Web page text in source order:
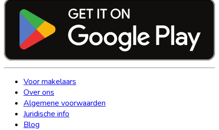
Voor makelaars
Over ons
Algemene voorwaarden
Juridische info
Blog